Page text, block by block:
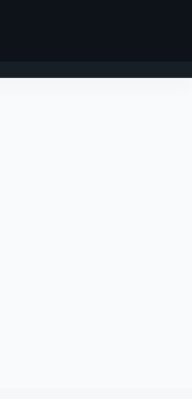
EINLOGGEN